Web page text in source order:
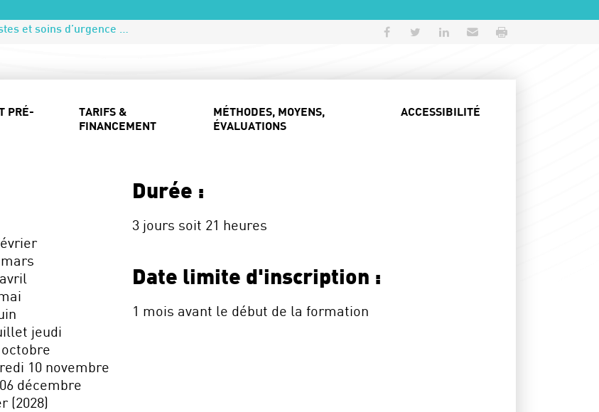
AFGSU 2-Formation aux gestes et soins d’urgence de niveau 2-2027 Partager sur Facebook
Partager sur Twitter
Partager sur LinkedIn
Envoyer par e-mail
PRÉ-
TARIFS &
FINANCEMENT
MÉTHODES, MOYENS,
ÉVALUATIONS
ACCESSIBILITÉ
jeudi
10 novembre
décembre
(2028)
Durée :
3 jours soit 21 heures
Date limite d'inscription :
1 mois avant le début de la formation